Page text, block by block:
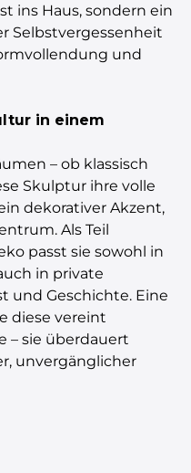
ins Haus, sondern ein
Selbstvergessenheit
und
in einem
– ob klassisch
Skulptur ihre volle
dekorativer Akzent,
Als Teil
passt sie sowohl in
in private
und Geschichte. Eine
diese vereint
– sie überdauert
unvergänglicher